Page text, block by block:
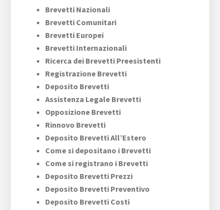
Brevetti Nazionali
Brevetti Comunitari
Brevetti Europei
Brevetti Internazionali
Ricerca dei Brevetti Preesistenti
Registrazione Brevetti
Deposito Brevetti
Assistenza Legale Brevetti
Opposizione Brevetti
Rinnovo Brevetti
Deposito Brevetti All’Estero
Come si depositano i Brevetti
Come si registrano i Brevetti
Deposito Brevetti Prezzi
Deposito Brevetti Preventivo
Deposito Brevetti Costi